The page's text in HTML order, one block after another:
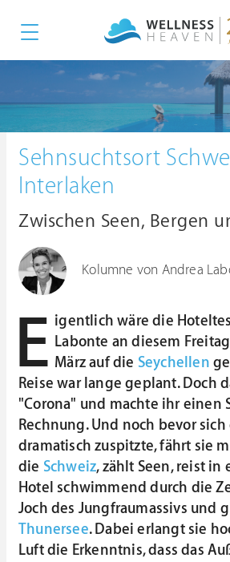
Sehnsuchtsort
Interlaken
Zwischen Seen, Bergen
Kolumne von Andrea
E igentlich wäre die
Labonte an diesem
März auf die Seychellen
Reise war lange geplant. Doch
"Corona" und machte ihr einen
Rechnung. Und noch bevor sich
dramatisch zuspitzte, fährt sie
die Schweiz, zählt Seen, reist in
Hotel schwimmend durch die
Joch des Jungfraumassivs und
Thunersee. Dabei erlangt sie
Luft die Erkenntnis, dass das